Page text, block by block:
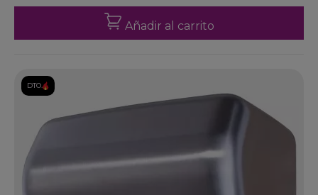
Añadir al carrito
DTO.